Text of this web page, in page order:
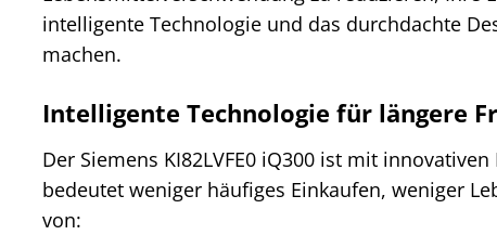
intelligente Technologie und das durchdachte
machen.
Intelligente Technologie für längere
Der Siemens KI82LVFE0 iQ300 ist mit
bedeutet weniger häufiges Einkaufen, weniger
von: